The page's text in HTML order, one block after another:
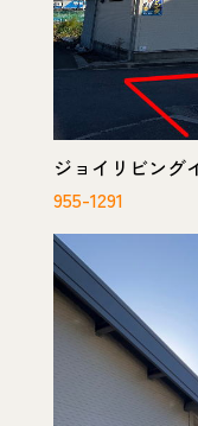
ジョイリビング
955-1291